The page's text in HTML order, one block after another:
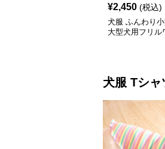
¥2,450 (税込)
犬服 ふんわり
大型犬用フリル
犬服 Tシャ